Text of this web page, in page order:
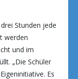
Stunden jede
werden
und im
„Die Schüler
Es